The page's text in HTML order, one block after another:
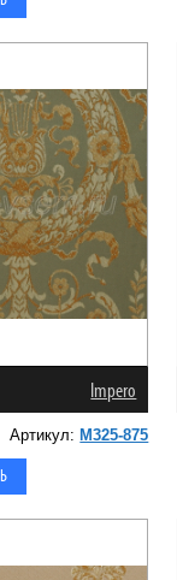
Impero
Артикул: M325-875